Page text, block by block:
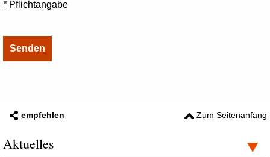
*Pflichtangabe
empfehlen Zum Seitenanfang
Aktuelles